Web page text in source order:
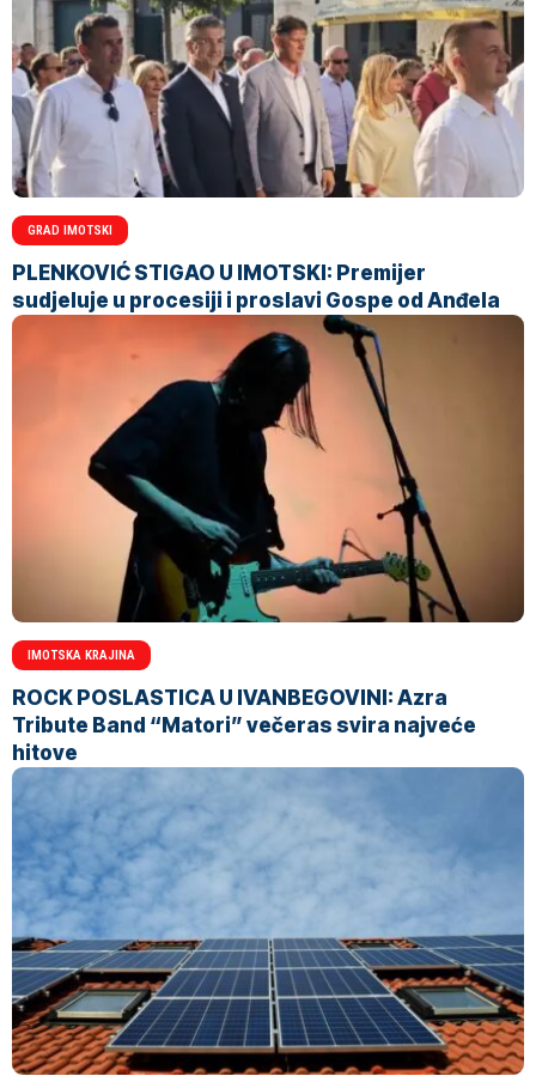
GRAD IMOTSKI
PLENKOVIĆ STIGAO U IMOTSKI: Premijer
sudjeluje u procesiji i proslavi Gospe od Anđela
IMOTSKA KRAJINA
ROCK POSLASTICA U IVANBEGOVINI: Azra
Tribute Band “Matori” večeras svira najveće
hitove